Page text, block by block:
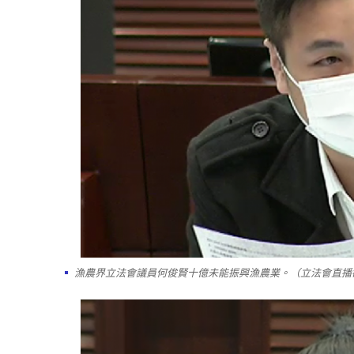
漁農界立法會議員何俊賢十億未能振興漁農業。（立法會直